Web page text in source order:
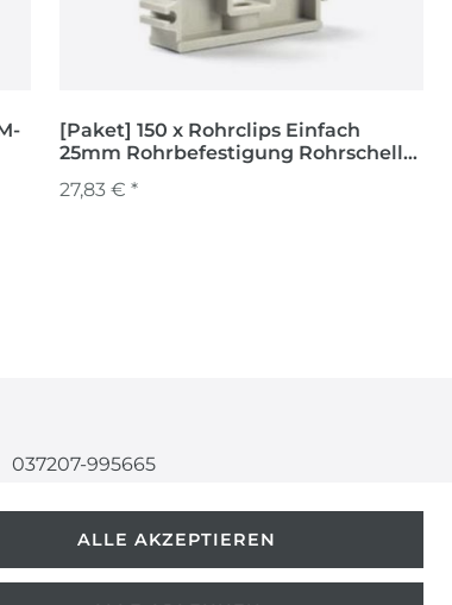
[Paket] 150 x Rohrclips Einfach
25mm Rohrbefestigung Rohrschelle
27,83 € *
037207-995665
info@kern-holz.com
ALLE AKZEPTIEREN